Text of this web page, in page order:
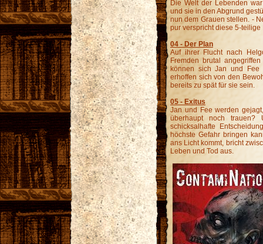
Die Welt der Lebenden
und sie in den Abgrund
nun dem Grauen stellen. -
pur verspricht diese 5-teilige
04 - Der Plan
Auf ihrer Flucht nach
Fremden brutal
können sich Jan und
erhoffen sich von den
bereits zu spät für sie sein.
05 - Exitus
Jan und Fee werden
überhaupt noch trauen?
schicksalhafte
höchste Gefahr bringen
ans Licht kommt, bricht
Leben und Tod aus.